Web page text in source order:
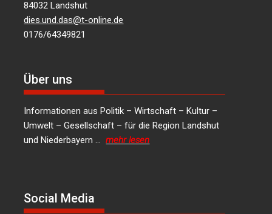
84032 Landshut
dies.und.das@t-online.de
0176/64349821
Über uns
Informationen aus Politik – Wirtschaft – Kultur –
Umwelt – Gesellschaft – für die Region Landshut
und Niederbayern …mehr lesen
Social Media